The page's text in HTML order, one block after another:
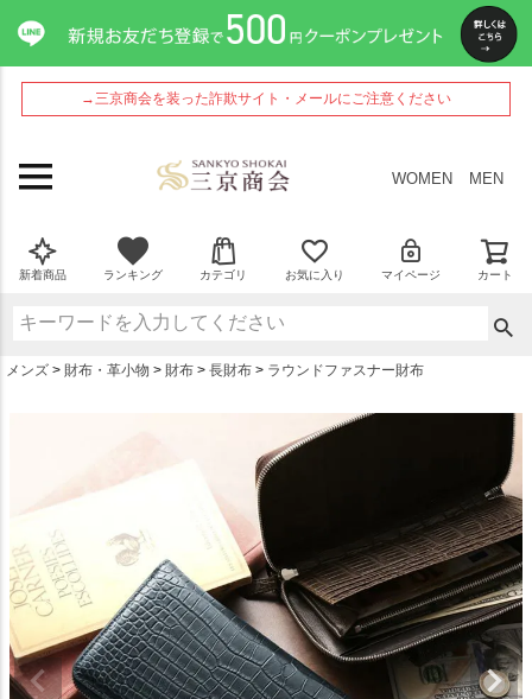
→三京商会を装った詐欺サイト・メールにご注意ください
WOMEN MEN
新着商品 ランキング カテゴリ お気に入り マイページ カート
メンズ 財布・革小物 財布 長財布 ラウンドファスナー財布
ペー
ジト
ップ
へ